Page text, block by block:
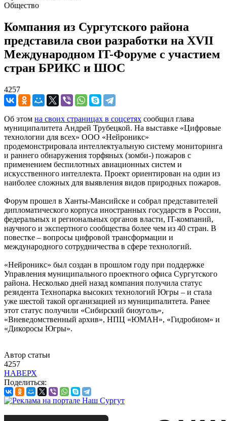
Общество
Компания из Сургутского района
представила свои разработки на XVII
Международном IT-Форуме с участием
стран БРИКС и ШОС
4257
Об этом на своих страницах в соцсетях сообщил глава
муниципалитета Андрей Трубецкой. На выставке «Цифровые
технологии для всех» ООО «Нейроникс»
продемонстрировала интеллектуальную систему мониторинга
и раннего обнаружения торфяных (зомби-) пожаров с
применением беспилотных авиационных систем и
искусственного интеллекта. Проект ориентирован на один из
наиболее сложных для выявления видов природных пожаров.
Форум прошел в Ханты-Мансийске и собрал представителей
дипломатического корпуса иностранных государств в России,
федеральных и региональных органов власти, IT-компаний,
научного и экспертного сообщества более чем из 40 стран. В
повестке – вопросы цифровой трансформации и
международного сотрудничества в сфере технологий.
«Нейроникс» был создан в прошлом году при поддержке
Управления муниципального проектного офиса Сургутского
района. Несколько дней назад компания получила статус
резидента Технопарка высоких технологий Югры – и стала
уже шестой такой организацией из муниципалитета. Ранее
этот статус получили «Сибирский биоуголь»,
«Вневедомственный архив», НПЦ «ЮМАН», «Гидробиом» и
«Дикоросы Югры».
Автор статьи
4257
НАВЕРХ
Поделиться: